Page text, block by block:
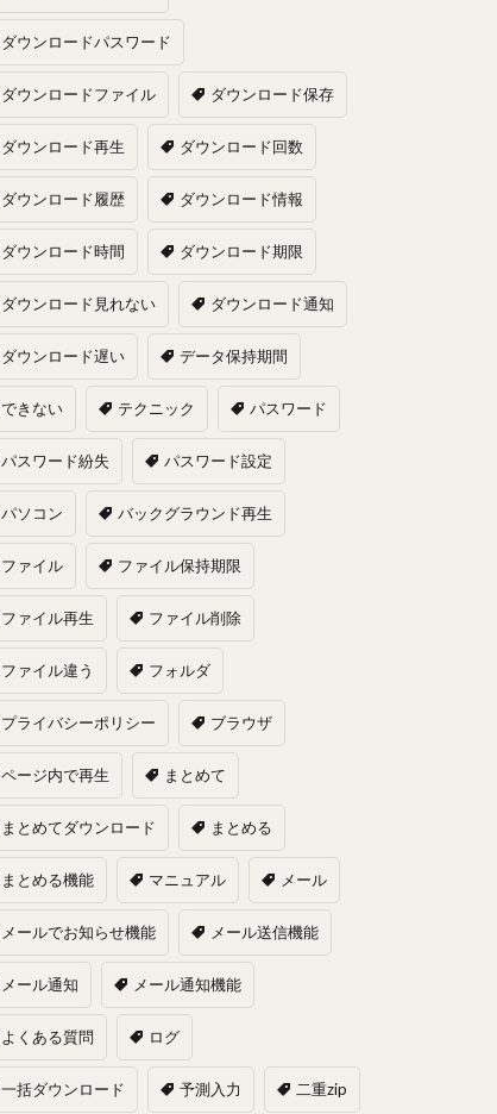
ダウンロードパスワード
ダウンロードファイル ダウンロード保存
ダウンロード再生 ダウンロード回数
ダウンロード履歴 ダウンロード情報
ダウンロード時間 ダウンロード期限
ダウンロード見れない ダウンロード通知
ダウンロード遅い データ保持期間
できない テクニック パスワード
パスワード紛失 パスワード設定
パソコン バックグラウンド再生
ファイル ファイル保持期限
ファイル再生 ファイル削除
ファイル違う フォルダ
プライバシーポリシー ブラウザ
ページ内で再生 まとめて
まとめてダウンロード まとめる
まとめる機能 マニュアル メール
メールでお知らせ機能 メール送信機能
メール通知 メール通知機能
よくある質問 ログ
一括ダウンロード 予測入力 二重zip